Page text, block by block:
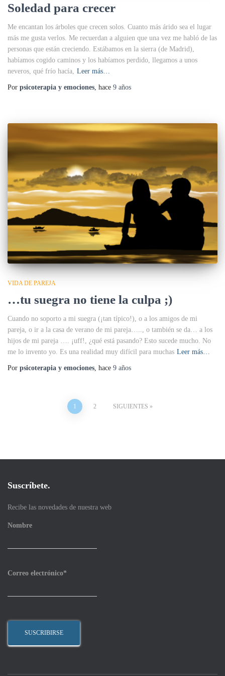
Soledad para crecer
Me encantan los árboles que crecen solos. Cuanto más árido sea el lugar
más me gusta verlos. Me recuerdan a alguien que una vez me habló de las
personas que están creciendo. Estábamos en la sierra (de Madrid),
habíamos cogido caminos y los habíamos perdido, llegamos a unos
neveros, qué frío hacía,
Leer más…
Por psicoterapia y emociones , hace 9 años
VIDA DE PAREJA
…tu suegra no tiene la culpa ;)
Cuando no soporto a mi suegra (¡tan típico!), o a los amigos de mi
pareja, o ir a la casa de verano de mi pareja….., o también se da… a los
hijos de mi pareja …. ¡uff!, ¿qué está pasando? Esto sucede mucho. No
me lo invento yo. Es una realidad muy difícil para muchas Leer más…
Por psicoterapia y emociones , hace 9 años
Navegación1 2 SIGUIENTES
Suscríbete.
Recibe las novedades de nuestra web
Nombre
Correo electrónico*